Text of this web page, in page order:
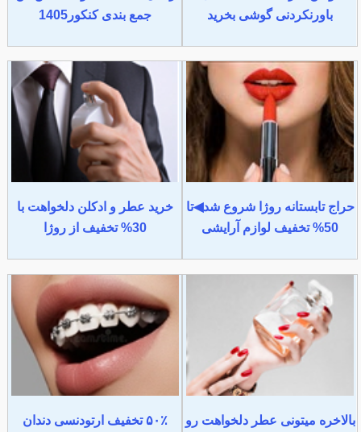
باورنکردنی گوشی بخرید
جمع بندی کنکور1405
حراج تابستانه روژا شروع شد◀تا
50% تخفیف لوازم آرایشی
خرید عطر و ادکلن دلخواهت با
30% تخفیف از روژا
بالاخره میتونی عطر دلخواهت رو ۵۰٪ تخفیف ارتودنسی دندان